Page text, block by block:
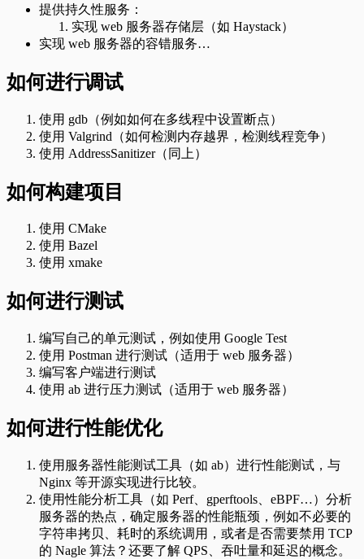
提供持久性服务：
实现 web 服务器存储层（如 Haystack）
实现 web 服务器的容错服务…
如何进行调试
使用 gdb（例如如何在多线程中设置断点）
使用 Valgrind（如何检测内存越界，检测线程竞争）
使用 AddressSanitizer（同上）
如何构建项目
使用 CMake
使用 Bazel
使用 xmake
如何进行测试
编写自己的单元测试，例如使用 Google Test
使用 Postman 进行测试（适用于 web 服务器）
编写客户端进行测试
使用 ab 进行压力测试（适用于 web 服务器）
如何进行性能优化
使用服务器性能测试工具（如 ab）进行性能测试，与
Nginx 等开源实现进行比较。
使用性能分析工具（如 Perf、gperftools、eBPF…）分析
服务器的热点，确定服务器的性能瓶颈，例如不必要的
字符串拷贝、耗时的系统调用，或者是否需要禁用 TCP
的 Nagle 算法？还要了解 QPS、吞吐量和延迟的概念。